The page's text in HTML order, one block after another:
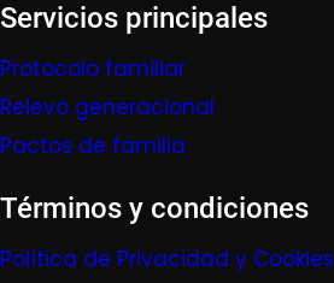
Servicios principales
Protocolo familiar
Relevo generacional
Pactos de familia
Términos y condiciones
Política de Privacidad y Cookies